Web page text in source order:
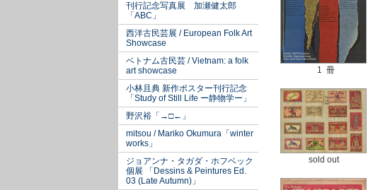
刊行記念写真展 加瀬健太郎
「ABC」
西洋古民芸展 / European Folk Art
Showcase
ベトナム古民芸 / Vietnam: a folk
art showcase
小林且典 新作ポスター刊行記念
「Study of Still Life ー静物学ー」
野沢裕「→□←」
mitsou / Mariko Okumura「winter
works」
ジョアンナ・タガダ・ホフベック
個展 「Dessins & Peintures Ed.
03 (Late Autumn)」
1 冊
sold out